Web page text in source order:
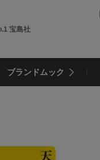
宝島社
ブランドムック